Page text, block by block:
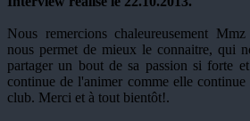
Nous remercions chaleureusement
nous permet de mieux le connaitre, qui
partager un bout de sa passion si forte
continue de l'animer comme elle
club. Merci et à tout bientôt!.